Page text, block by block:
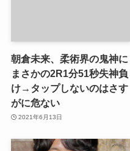
朝倉未来、柔術界の鬼神に
まさかの2R1分51秒失神負
け→タップしないのはさす
がに危ない
2021年6月13日